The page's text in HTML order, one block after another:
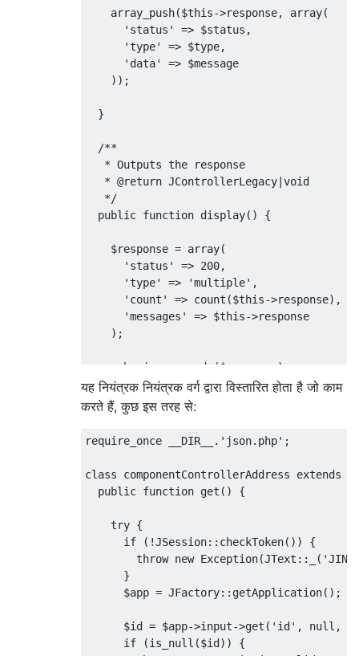
    array_push($this->response, array(
      'status' => $status,
      'type' => $type,
      'data' => $message
    ));
  }
  /**
   * Outputs the response
   * @return JControllerLegacy|void
   */
  public function display() {
    $response = array(
      'status' => 200,
      'type' => 'multiple',
      'count' => count($this->response),
      'messages' => $this->response
    );
    echo json_encode($response);
    jexit();
  }
यह नियंत्रक नियंत्रक वर्ग द्वारा विस्तारित होता है जो काम
करते हैं, कुछ इस तरह से:
require_once __DIR__.'json.php';
class componentControllerAddress
  public function get() {
    try {
      if (!JSession::checkToken()) {
throw new
      }
      $app = JFactory::getApplication();
$id = $app->input->get('id', null,
      if (is_null($id)) {